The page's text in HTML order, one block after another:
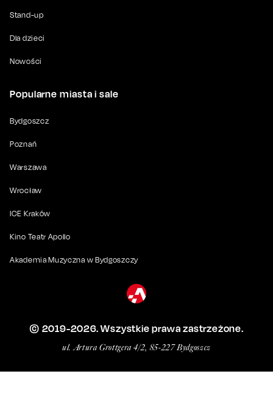
Stand-up
Dla dzieci
Nowości
Popularne miasta i sale
Bydgoszcz
Poznań
Warszawa
Wrocław
ICE Kraków
Kino Teatr Apollo
Akademia Muzyczna w Bydgoszczy
© 2019-2026. Wszystkie prawa zastrzeżone.
ul. Artura Grottgera 4/2, 85-227 Bydgoszcz